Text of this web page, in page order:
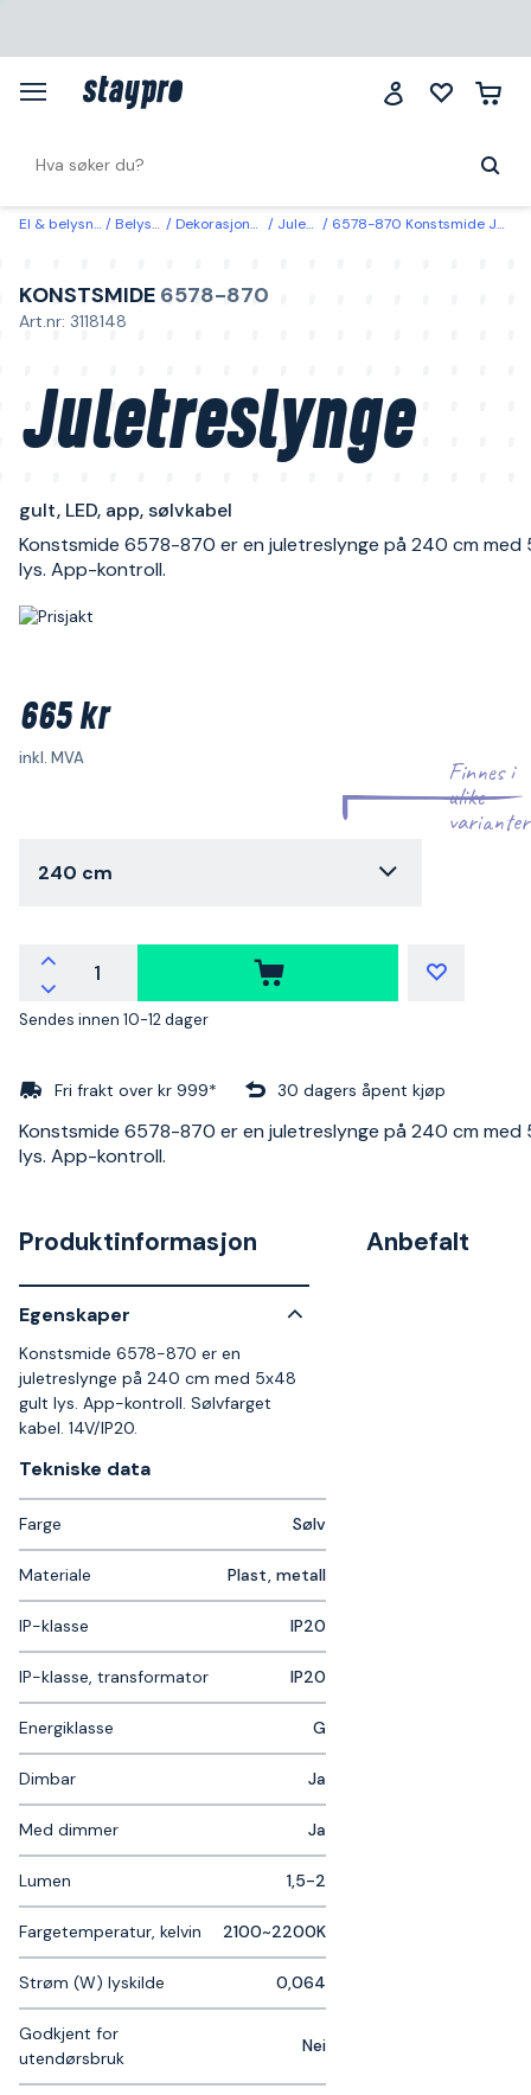
El & belysning Belysning Dekorasjonsbelysning Julebelysning 6578-870 Konstsmide Juletreslynge gult, LED, app, sølvkabel 240 cm
KONSTSMIDE 6578-870
Art.nr: 3118148
Juletreslynge
gult, LED, app, sølvkabel
Konstsmide 6578-870 er en juletreslynge på 240 cm med
lys. App-kontroll.
665 kr
inkl. MVA
Finnes i
ulike
varianter
240 cm
Sendes innen 10-12 dager
Fri frakt over kr 999* 30 dagers åpent kjøp
Konstsmide 6578-870 er en juletreslynge på 240 cm med
lys. App-kontroll.
Produktinformasjon
Egenskaper
Konstsmide 6578-870 er en
juletreslynge på 240 cm med 5x48
gult lys. App-kontroll. Sølvfarget
kabel. 14V/IP20.
Tekniske data​
Farge Sølv
Materiale Plast, metall
IP-klasse IP20
IP-klasse, transformator IP20
Energiklasse G
Dimbar Ja
Med dimmer Ja
Lumen 1,5-2
Fargetemperatur, kelvin 2100~2200K
Strøm (W) lyskilde 0,064
Godkjent for
utendørsbruk
Nei
Anbefalt